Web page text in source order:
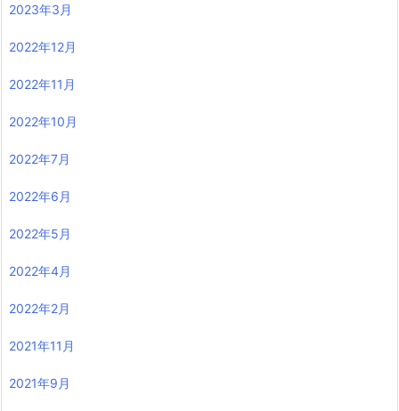
2023年3月
2022年12月
2022年11月
2022年10月
2022年7月
2022年6月
2022年5月
2022年4月
2022年2月
2021年11月
2021年9月